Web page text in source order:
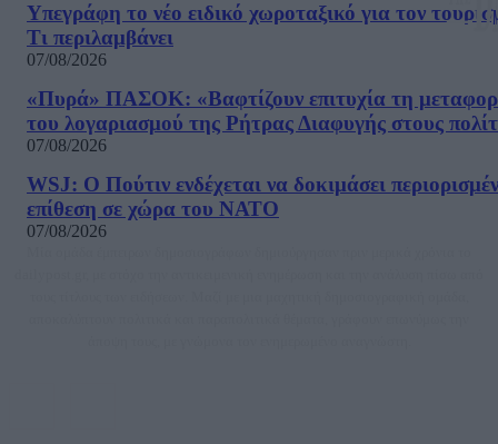
Υπεγράφη το νέο ειδικό χωροταξικό για τον
Τι περιλαμβάνει
07/08/2026
«Πυρά» ΠΑΣΟΚ: «Βαφτίζουν επιτυχία τη
του λογαριασμού της Ρήτρας Διαφυγής στους
07/08/2026
WSJ: Ο Πούτιν ενδέχεται να δοκιμάσει
επίθεση σε χώρα του ΝΑΤΟ
07/08/2026